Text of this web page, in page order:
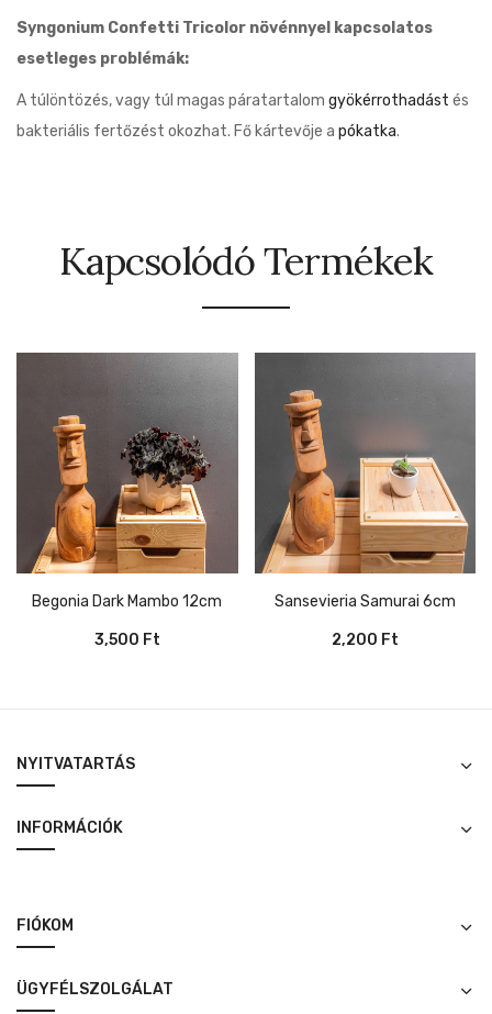
Syngonium Confetti Tricolor növénnyel kapcsolatos
esetleges problémák:
A túlöntözés, vagy túl magas páratartalom gyökérrothadást és
bakteriális fertőzést okozhat. Fő kártevője a pókatka.
Kapcsolódó Termékek
Begonia Dark Mambo 12cm
3,500 Ft
Sansevieria Samurai 6cm
2,200 Ft
NYITVATARTÁS
INFORMÁCIÓK
FIÓKOM
ÜGYFÉLSZOLGÁLAT